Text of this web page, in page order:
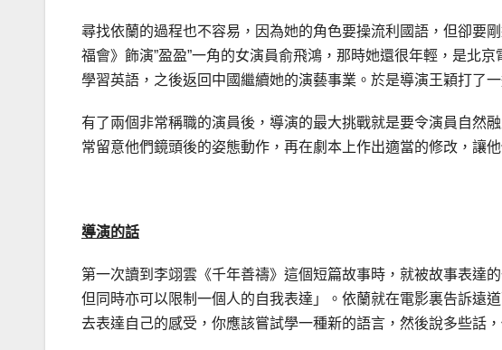
尋找依蘭的過程也不容易，因為她的角色要操流利國語，但卻要
福會》飾演”盈盈”一角的女演員俞飛鴻，那時她還很年輕，是北
學習英語，之後返回中國繼續她的演藝事業。於是導演王穎打了
有了兩個非常稱職的演員後，導演的最大挑戰就是要令演員自然
常留意他們鏡頭後的姿態動作，再在劇本上作出適當的修改，讓
導演的話
第一次讀到李翊雲《千年善禱》這個短篇故事時，就被故事表達
但同時亦可以限制一個人的自我表達」。依蘭就在電影裏告訴遠
去表達自己的感受，你應該嘗試學一種新的語言，然後說多些話